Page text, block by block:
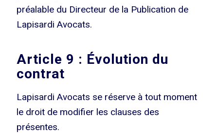
préalable du Directeur de la Publication de
Lapisardi Avocats.
Article 9 : Évolution du
contrat
Lapisardi Avocats se réserve à tout moment
le droit de modifier les clauses des
présentes.